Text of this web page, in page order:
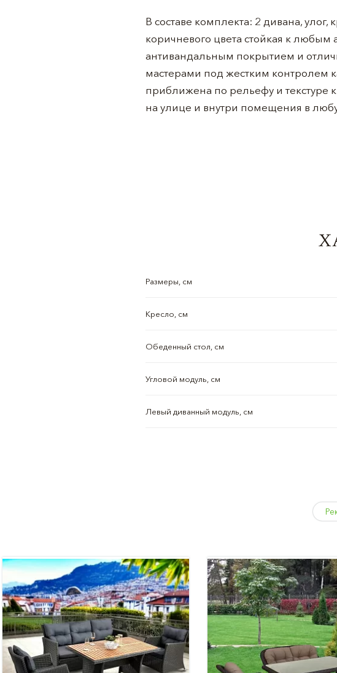
В составе комплекта: 2 дивана, улог,
коричневого цвета стойкая к
антивандальным покрытием и
мастерами под жестким контролем
приближена по рельефу и текстуре
на улице и внутри помещения в
Размеры, см
Кресло, см
Обеденный стол, см
Угловой модуль, см
Левый диванный модуль, см